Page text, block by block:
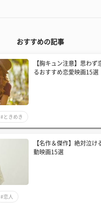
おすすめの記事
【胸キュン注意】思わず
るおすすめ恋愛映画15選
#ときめき
【名作＆傑作】絶対泣け
動映画15選
#恋人